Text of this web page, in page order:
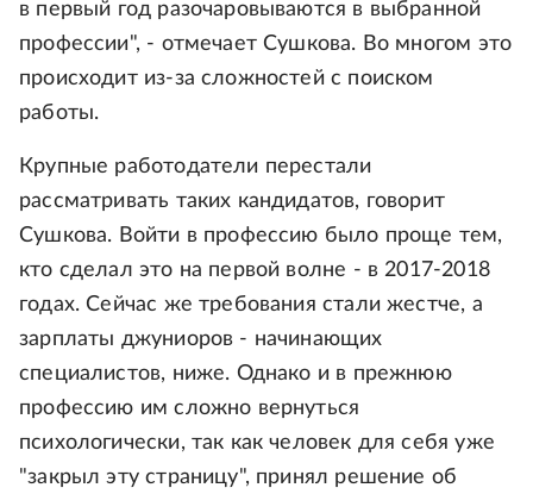
в первый год разочаровываются в выбранной
профессии", - отмечает Сушкова. Во многом это
происходит из-за сложностей с поиском
работы.
Крупные работодатели перестали
рассматривать таких кандидатов, говорит
Сушкова. Войти в профессию было проще тем,
кто сделал это на первой волне - в 2017-2018
годах. Сейчас же требования стали жестче, а
зарплаты джуниоров - начинающих
специалистов, ниже. Однако и в прежнюю
профессию им сложно вернуться
психологически, так как человек для себя уже
"закрыл эту страницу", принял решение об